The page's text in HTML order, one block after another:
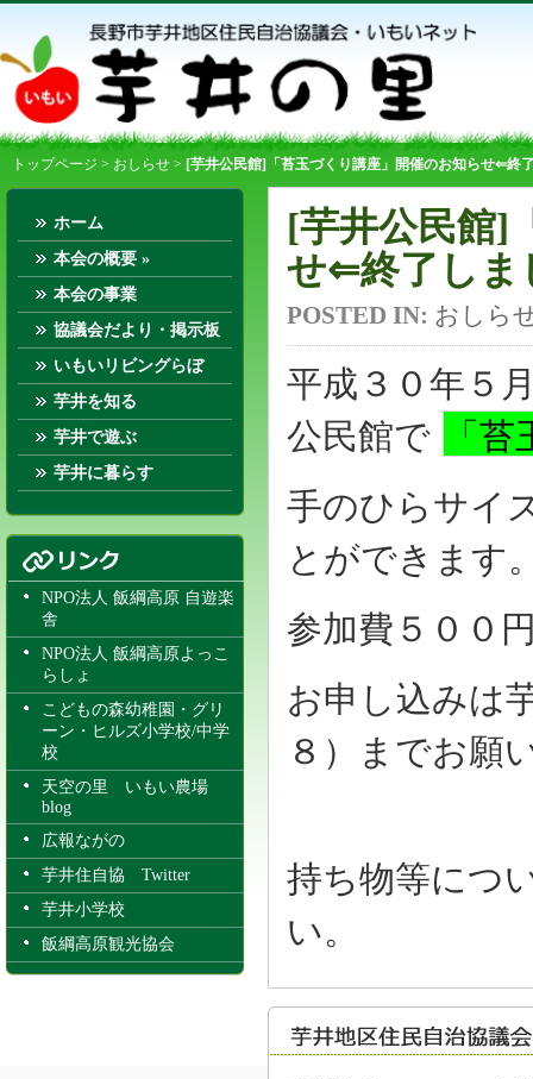
トップページ > おしらせ > [芋井公民館]「苔玉づくり講座」開催のお知らせ⇐終
ホーム
本会の概要 »
本会の事業
協議会だより・掲示板
いもいリビングらぼ
芋井を知る
芋井で遊ぶ
芋井に暮らす
NPO法人 飯綱高原 自遊楽
舎
NPO法人 飯綱高原よっこ
らしょ
こどもの森幼稚園・グリ
ーン・ヒルズ小学校/中学
校
天空の里 いもい農場
blog
広報ながの
芋井住自協 Twitter
芋井小学校
飯綱高原観光協会
[芋井公民館]
せ⇐終了しま
POSTED IN: おしら
平成３０年５
公民館で
「
手のひらサイ
とができます
参加費５０
お申し込みは
８）までお願
持ち物等に
い。